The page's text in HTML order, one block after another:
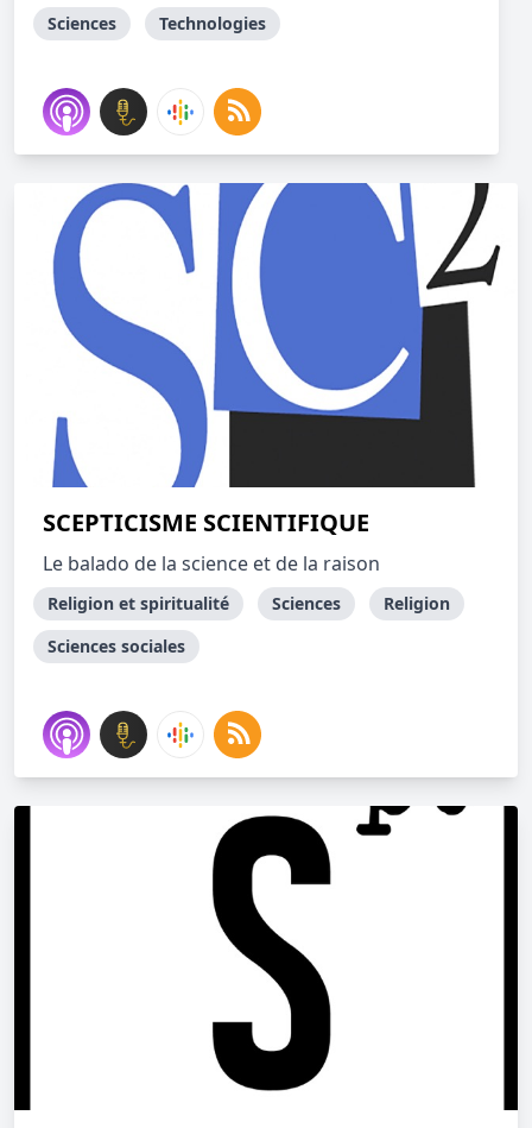
Sciences Technologies
SCEPTICISME SCIENTIFIQUE
Le balado de la science et de la raison
Religion et spiritualité Sciences
Religion
Sciences sociales